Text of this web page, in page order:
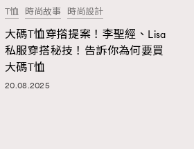
FigaroCinéma 281
17
FigaroExhibition 12
FigaroExpert
Wyman 揭曉 Figaro Exhibition
第二站！
T恤 時尚故事 時尚設計
大碼T恤穿撘提案！李聖經、Lisa
私服穿搭秘技！告訴你為何要買
大碼T恤
20.08.2025